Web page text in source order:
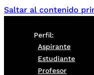
Saltar al contenido
Perfil:
Aspirante
Estudiante
Profesor